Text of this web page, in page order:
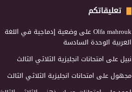
تعليقاتكم
Olfa mahroukعلىوضعية إدماجية في اللغة
العربية الوحدة السادسة
نبيلعلى امتحانات انجليزية الثلاثي الثالث
مجهولعلى امتحانات انجليزية الثلاثي الثالث